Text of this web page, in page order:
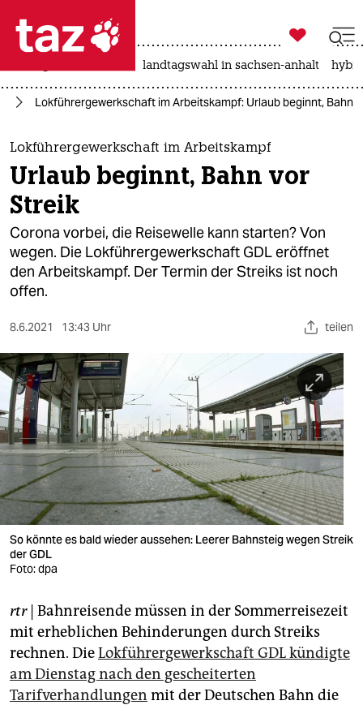
 taz zahl ich
taz zahl ich
themen
politik
öko
gesellschaft
kultur
sport
berlin
nord
wahrheit
verlag
verlag
veranstaltungen
shop
fragen & hilfe
unterstützen
abo
genossenschaft

taz zahl ich
landtagswahl in sachsen-anhalt
Lokführergewerkschaft im Arbeitskampf: Urlaub beginnt, Bahn
Lokführergewerkschaft im Arbeitskampf
Urlaub beginnt, Bahn vor
Streik
Corona vorbei, die Reisewelle kann starten? Von
wegen. Die Lokführergewerkschaft GDL eröffnet
den Arbeitskampf. Der Termin der Streiks ist noch
offen.
8.6.2021 13:43 Uhr teilen
So könnte es bald wieder aussehen: Leerer Bahnsteig wegen Streik
der GDL
Foto: dpa
rtr| Bahnreisende müssen in der Sommerreisezeit
mit erheblichen Behinderungen durch Streiks
rechnen. DieLokführergewerkschaft GDL kündigte
am Dienstag nach den gescheiterten
Tarifverhandlungen mit der Deutschen Bahn die